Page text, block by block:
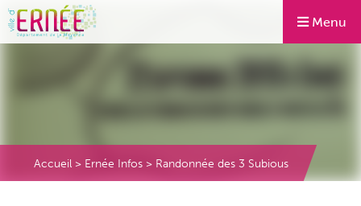
Menu
Accueil > Ernée Infos > Randonnée des 3 Subious